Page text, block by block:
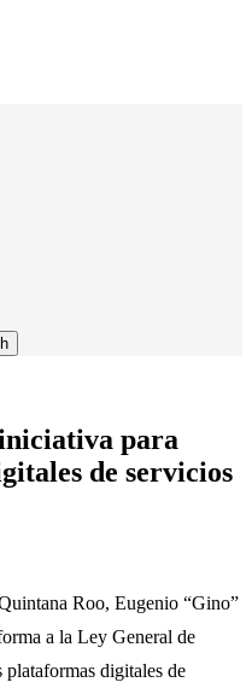
para
de servicios
Roo, Eugenio “Gino”
a la Ley General de
digitales de